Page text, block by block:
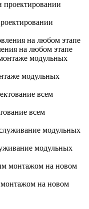
на любом этапе
модульных
всем
модульных
на новом